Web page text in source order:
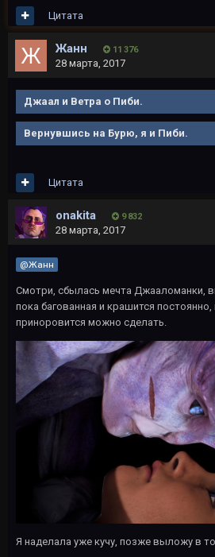
Цитата
Жанн 11 376
28 марта, 2017
Джаал и Ветра о Пиби.
Вернувшись на Бурю, я и Пиби.
Цитата
onakita 9 832
28 марта, 2017
@Жанн
Смотри, сбылась мечта Джааломанки,
пока багованная и крашится
приноровится можно сделать.
Я наделала уже кучу, позже выложу в